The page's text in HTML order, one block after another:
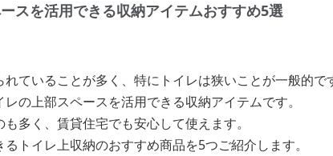
スを活用できる収納アイテムおすすめ5選
ていることが多く、特にトイレは狭いことが一般的で
の上部スペースを活用できる収納アイテムです。
多く、賃貸住宅でも安心して使えます。
トイレ上収納のおすすめ商品を5つご紹介します。